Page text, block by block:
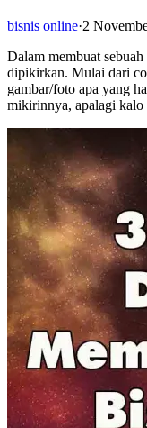
bisnis online·2
Dalam membuat
dipikirkan. Mulai dari
gambar/foto apa yang
mikirinnya, apalagi kalo